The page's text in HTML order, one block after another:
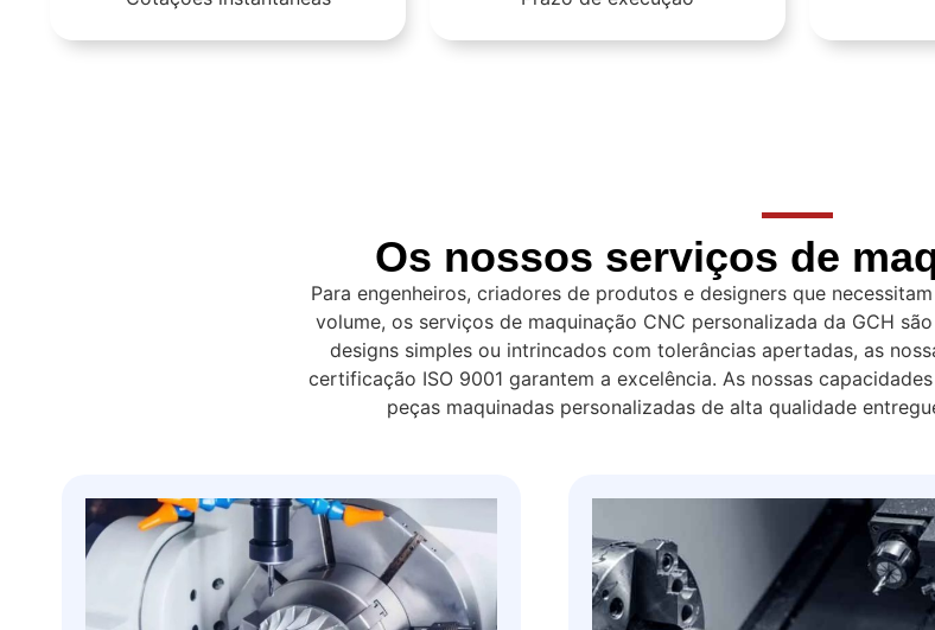
Os nossos serviços de
Para engenheiros, criadores de produtos e designers que
volume, os serviços de maquinação CNC personalizada da GCH
designs simples ou intrincados com tolerâncias apertadas, as
certificação ISO 9001 garantem a excelência. As nossas
peças maquinadas personalizadas de alta qualidade